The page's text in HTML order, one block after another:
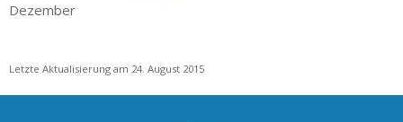
Dezember
Letzte Aktualisierung am 24. August 2015